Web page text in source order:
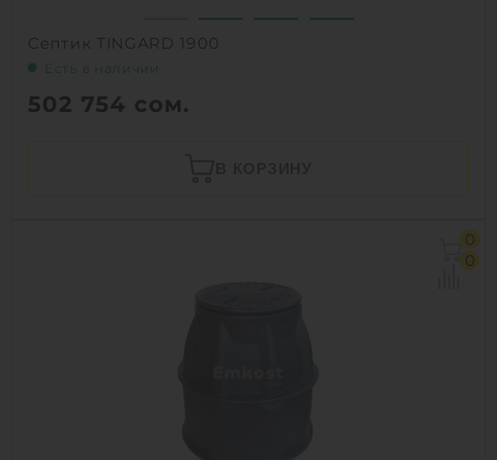
Септик TINGARD 1900
Есть в наличии
502 754 сом.
0
0